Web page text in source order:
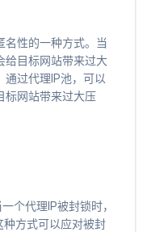
名性的一种方式。当
给目标网站带来过大
通过代理IP池，可以
标网站带来过大压
个代理IP被封锁时，
方式可以应对被封